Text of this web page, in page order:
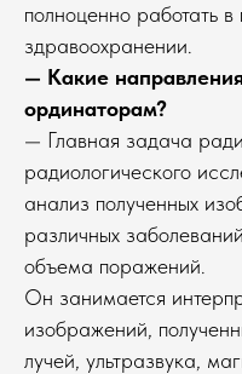
полноценно работать
здравоохранении.
— Какие
ординаторам?
— Главная задача
радиологического
анализ полученных
различных
объема поражений.
Он занимается
изображений,
лучей, ультразвука,